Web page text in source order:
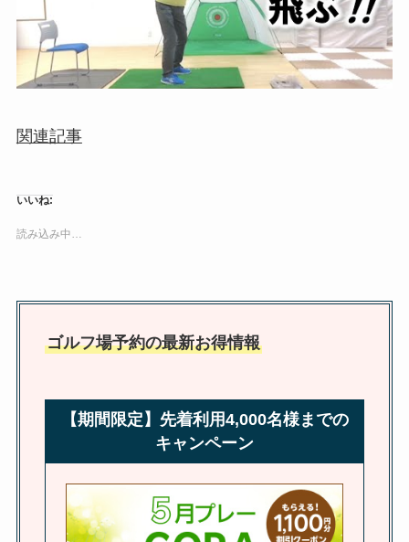
関連記事
いいね:
読み込み中…
ゴルフ場予約の最新お得情報
【期間限定】先着利用4,000名様までの
キャンペーン